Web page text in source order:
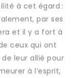
à cet égard :
par ses
et il y a fort à
ceux qui ont
leur allié pour
à l’esprit,